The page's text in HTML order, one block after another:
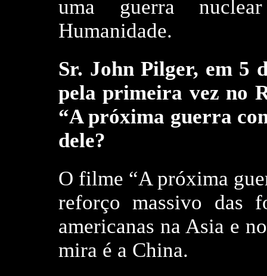
uma guerra
Humanidade.
Sr. John Pilger, em 5
pela primeira vez no
“A próxima guerra
dele?
O filme “A próxima
reforço massivo das
americanas na Asia e
mira é a China.